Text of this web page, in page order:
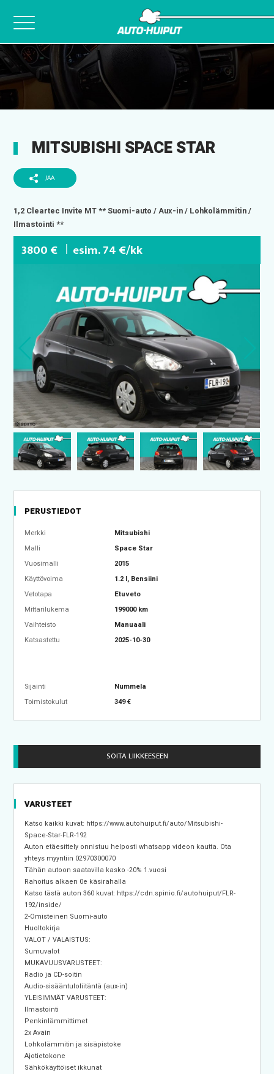
content
MITSUBISHI SPACE STAR
JAA
1,2 Cleartec Invite MT ** Suomi-auto / Aux-in / Lohkolämmitin /
Ilmastointi **
3800 € esim. 74 €/kk
PERUSTIEDOT
Merkki
Mitsubishi
Malli
Space Star
Vuosimalli
2015
Käyttövoima
1.2 l, Bensiini
Vetotapa
Etuveto
Mittarilukema
199000 km
Vaihteisto
Manuaali
Katsastettu
2025-10-30
Sijainti
Nummela
Toimistokulut
349 €
SOITA LIIKKEESEEN
VARUSTEET
Katso kaikki kuvat: https://www.autohuiput.fi/auto/Mitsubishi-
Space-Star-FLR-192
Auton etäesittely onnistuu helposti whatsapp videon kautta. Ota
yhteys myyntiin 02970300070
Tähän autoon saatavilla kasko -20% 1.vuosi
Rahoitus alkaen 0e käsirahalla
Katso tästä auton 360 kuvat: https://cdn.spinio.fi/autohuiput/FLR-
192/inside/
2-Omisteinen Suomi-auto
Huoltokirja
VALOT / VALAISTUS:
Sumuvalot
MUKAVUUSVARUSTEET:
Radio ja CD-soitin
Audio-sisääntuloliitäntä (aux-in)
YLEISIMMÄT VARUSTEET:
Ilmastointi
Penkinlämmittimet
2x Avain
Lohkolämmitin ja sisäpistoke
Ajotietokone
Sähkökäyttöiset ikkunat